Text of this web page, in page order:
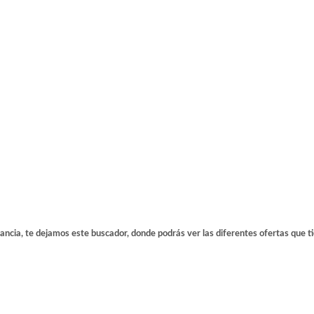
te dejamos este buscador, donde podrás ver las diferentes ofertas que